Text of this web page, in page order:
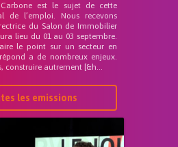
est le sujet de cette
de l’emploi. Nous recevons
du Salon de Immobilier
lieu du 01 au 03 septembre.
le point sur un secteur en
a de nombreux enjeux.
construire autrement [&h...
les emissions